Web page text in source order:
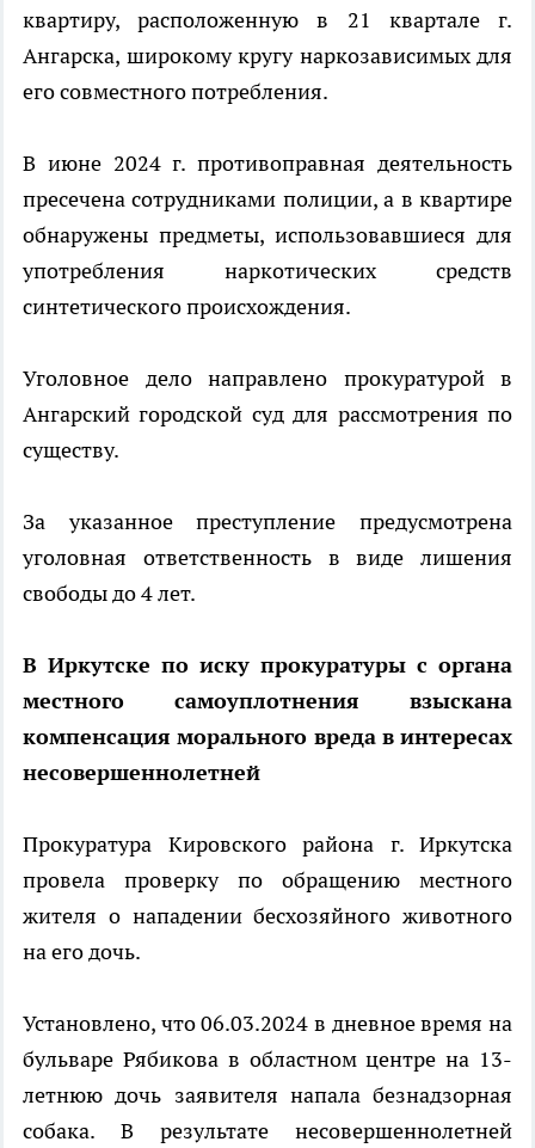
квартиру, расположенную в 21 квартале г.
Ангарска, широкому кругу наркозависимых для
его совместного потребления.
В июне 2024 г. противоправная деятельность
пресечена сотрудниками полиции, а в квартире
обнаружены предметы, использовавшиеся для
употребления наркотических средств
синтетического происхождения.
Уголовное дело направлено прокуратурой в
Ангарский городской суд для рассмотрения по
существу.
За указанное преступление предусмотрена
уголовная ответственность в виде лишения
свободы до 4 лет.
В Иркутске по иску прокуратуры с органа
местного самоуплотнения взыскана
компенсация морального вреда в интересах
несовершеннолетней
Прокуратура Кировского района г. Иркутска
провела проверку по обращению местного
жителя о нападении бесхозяйного животного
на его дочь.
Установлено, что 06.03.2024 в дневное время на
бульваре Рябикова в областном центре на 13-
летнюю дочь заявителя напала безнадзорная
собака. В результате несовершеннолетней